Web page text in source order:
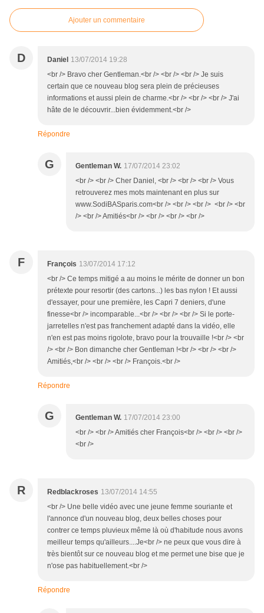
Ajouter un commentaire
D Daniel 13/07/2014 19:28
<br /> Bravo cher Gentleman.<br /> <br /> <br /> Je suis
certain que ce nouveau blog sera plein de précieuses
informations et aussi plein de charme.<br /> <br /> <br /> J'ai
hâte de le découvrir...bien évidemment.<br />
Répondre
G Gentleman W. 17/07/2014 23:02
<br /> <br /> Cher Daniel, <br /> <br /> <br /> Vous
retrouverez mes mots maintenant en plus sur
www.SodiBASparis.com<br /> <br /> <br /> <br /> <br
/> <br /> Amitiés<br /> <br /> <br /> <br />
F François 13/07/2014 17:12
<br /> Ce temps mitigé a au moins le mérite de donner un bon
prétexte pour resortir (des cartons...) les bas nylon ! Et aussi
d'essayer, pour une première, les Capri 7 deniers, d'une
finesse<br /> incomparable...<br /> <br /> <br /> Si le porte-
jarretelles n'est pas franchement adapté dans la vidéo, elle
n'en est pas moins rigolote, bravo pour la trouvaille !<br /> <br
/> <br /> Bon dimanche cher Gentleman !<br /> <br /> <br />
Amitiés,<br /> <br /> <br /> François.<br />
Répondre
G Gentleman W. 17/07/2014 23:00
<br /> <br /> Amitiés cher François<br /> <br /> <br />
<br />
R Redblackroses 13/07/2014 14:55
<br /> Une belle vidéo avec une jeune femme souriante et
l'annonce d'un nouveau blog, deux belles choses pour
contrer ce temps pluvieux même là où d'habitude nous avons
meilleur temps qu'ailleurs....Je<br /> ne peux que vous dire à
très bientôt sur ce nouveau blog et me permet une bise que je
n'ose pas habituellement.<br />
Répondre